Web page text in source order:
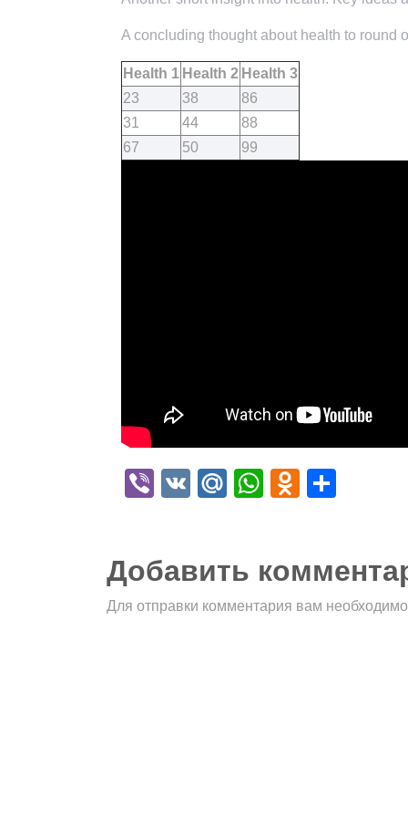
A concluding thought about health to round
Health 1 Health 2 Health 3
23
38
86
31
44
88
67
50 99
Viber
VK Mail.Ru
WhatsApp
Добавить
Для отправки комментария вам